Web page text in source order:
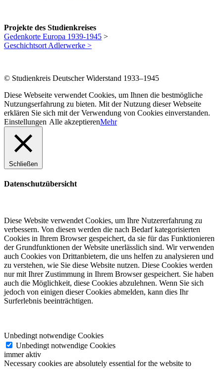
Projekte des Studienkreises
Gedenkorte Europa 1939-1945 >
Geschichtsort Adlerwerke >
© Studienkreis Deutscher Widerstand 1933–1945
Diese Webseite verwendet Cookies, um Ihnen die bestmögliche
Nutzungserfahrung zu bieten. Mit der Nutzung dieser Webseite
erklären Sie sich mit der Verwendung von Cookies einverstanden.
Einstellungen Alle akzeptierenMehr
Schließen
Datenschutzübersicht
Diese Website verwendet Cookies, um Ihre Nutzererfahrung zu
verbessern. Von diesen werden die nach Bedarf kategorisierten
Cookies in Ihrem Browser gespeichert, da sie für das Funktionieren
der Grundfunktionen der Website unerlässlich sind. Wir verwenden
auch Cookies von Drittanbietern, die uns helfen zu analysieren und
zu verstehen, wie Sie diese Website nutzen. Diese Cookies werden
nur mit Ihrer Zustimmung in Ihrem Browser gespeichert. Sie haben
auch die Möglichkeit, diese Cookies abzulehnen. Wenn Sie sich
jedoch von einigen dieser Cookies abmelden, kann dies Ihr
Surferlebnis beeinträchtigen.
Unbedingt notwendige Cookies
Unbedingt notwendige Cookies
immer aktiv
Necessary cookies are absolutely essential for the website to